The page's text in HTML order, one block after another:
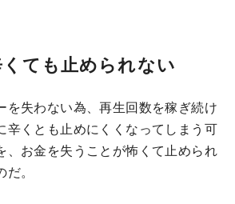
ても止められない
を失わない為、再生回数を稼ぎ続け
辛くとも止めにくくなってしまう可
、お金を失うことが怖くて止められ
。